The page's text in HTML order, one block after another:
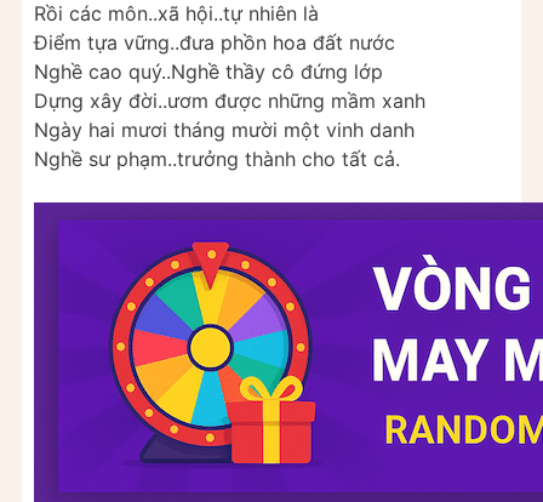
Rồi các môn..xã hội..tự nhiên là
Điểm tựa vững..đưa phồn hoa đất nước
Nghề cao quý..Nghề thầy cô đứng lớp
Dựng xây đời..ươm được những mầm xanh
Ngày hai mươi tháng mười một vinh danh
Nghề sư phạm..trưởng thành cho tất cả.